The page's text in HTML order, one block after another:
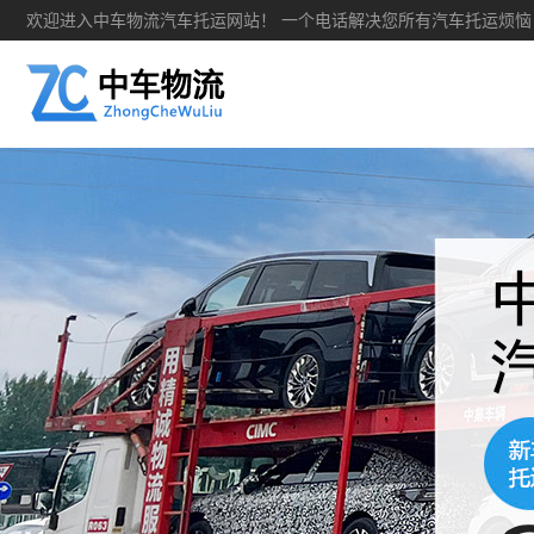
欢迎进入中车物流汽车托运网站！ 一个电话解决您所有汽车托运烦